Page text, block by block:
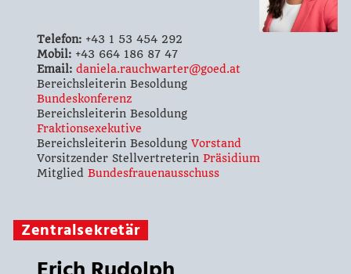
Telefon:+43 1 53 454 292
Mobil:+43 664 186 87 47
Email: daniela.rauchwarter@goed.at
Bereichsleiterin Besoldung
Bundeskonferenz
Bereichsleiterin Besoldung
Fraktionsexekutive
Bereichsleiterin Besoldung Vorstand
Vorsitzender Stellvertreterin Präsidium
Mitglied Bundesfrauenausschuss
Zentralsekretär